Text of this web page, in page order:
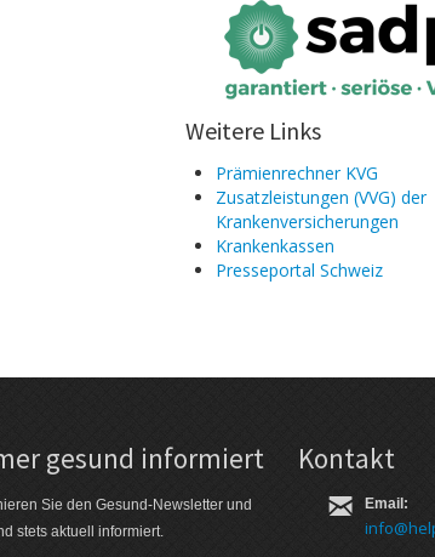
Weitere Links
Prämienrechner KVG
Zusatzleistungen (VVG) der
Krankenversicherungen
Kranken­kassen
Presseportal Schweiz
gesund informiert
Sie den Gesund-Newsletter und
stets aktuell informiert.
Kontakt
Email: